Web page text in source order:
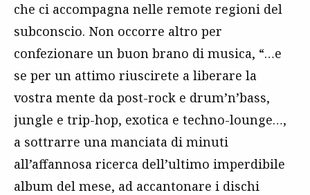
che ci accompagna nelle remote regioni del
subconscio. Non occorre altro per
confezionare un buon brano di musica, “…e
se per un attimo riuscirete a liberare la
vostra mente da post-rock e drum’n’bass,
jungle e trip-hop, exotica e techno-lounge…,
a sottrarre una manciata di minuti
all’affannosa ricerca dell’ultimo imperdibile
album del mese, ad accantonare i dischi